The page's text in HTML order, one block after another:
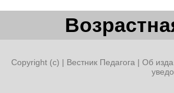
Copyright (c) | Вестник Педагога | Об